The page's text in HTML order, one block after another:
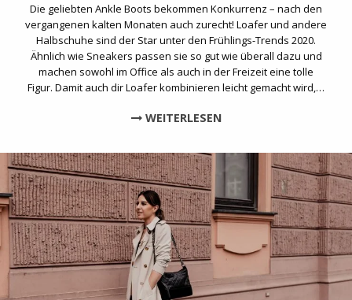
Die geliebten Ankle Boots bekommen Konkurrenz – nach den
vergangenen kalten Monaten auch zurecht! Loafer und andere
Halbschuhe sind der Star unter den Frühlings-Trends 2020.
Ähnlich wie Sneakers passen sie so gut wie überall dazu und
machen sowohl im Office als auch in der Freizeit eine tolle
Figur. Damit auch dir Loafer kombinieren leicht gemacht wird,…
WEITERLESEN